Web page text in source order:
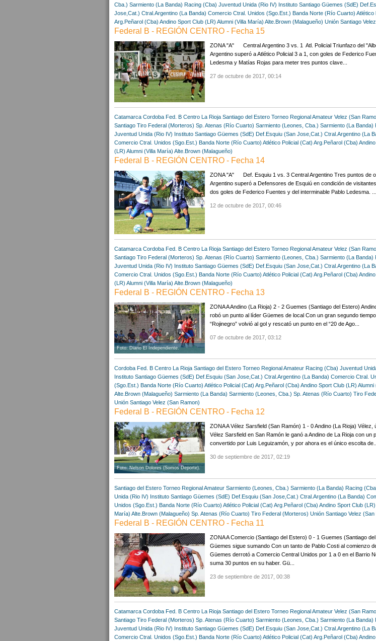
Cba.) Sarmiento (La Banda) Racing (Cba) Juventud Unida (Rio IV) Instituto Santiago Güemes (SdE)
Jose,Cat.) Ctral.Argentino (La Banda) Comercio Ctral. Unidos (Sgo.Est.) Banda Norte (Río Cuarto) Atlético
Arg.Peñarol (Cba) Andino Sport Club (LR) Alumni (Villa María) Alte.Brown (Malagueño) Unión Santiago
Federal B - REGIÓN CENTRO - Fecha 15
ZONA "A" Central Argentino 3 vs. 1 Atl. Policial Triunfazo del
Argentino superó a Atlético Policial 3 a 1, con goles de Federico
Ledesma y Matías Rojas para meter tres puntos clave...
27 de octubre de 2017, 00:14
Catamarca Cordoba Fed. B Centro La Rioja Santiago del Estero Torneo Regional Amateur Velez (San
Santiago Tiro Federal (Morteros) Sp. Atenas (Río Cuarto) Sarmiento (Leones, Cba.) Sarmiento (La Banda)
Juventud Unida (Rio IV) Instituto Santiago Güemes (SdE) Def.Esquiu (San Jose,Cat.) Ctral.Argentino (La
Comercio Ctral. Unidos (Sgo.Est.) Banda Norte (Río Cuarto) Atlético Policial (Cat) Arg.Peñarol (Cba)
(LR) Alumni (Villa María) Alte.Brown (Malagueño)
Federal B - REGIÓN CENTRO - Fecha 14
ZONA "A" Def. Esquiu 1 vs. 3 Central Argentino Tres puntos de
Argentino superó a Defensores de Esquiú en condición de
dos goles de Federico Fuentes y del interminable Pablo Ledesma. ...
12 de octubre de 2017, 00:46
Catamarca Cordoba Fed. B Centro La Rioja Santiago del Estero Torneo Regional Amateur Velez (San
Santiago Tiro Federal (Morteros) Sp. Atenas (Río Cuarto) Sarmiento (Leones, Cba.) Sarmiento (La Banda)
Juventud Unida (Rio IV) Instituto Santiago Güemes (SdE) Def.Esquiu (San Jose,Cat.) Ctral.Argentino (La
Comercio Ctral. Unidos (Sgo.Est.) Banda Norte (Río Cuarto) Atlético Policial (Cat) Arg.Peñarol (Cba)
(LR) Alumni (Villa María) Alte.Brown (Malagueño)
Federal B - REGIÓN CENTRO - Fecha 13
Foto: Diario El Independiente.
ZONA A Andino (La Rioja) 2 - 2 Guemes (Santiago del Estero)
robó un punto al líder Güemes de local Con un gran segundo
“Rojinegro” volvió al gol y rescató un punto en el “20 de Ago...
07 de octubre de 2017, 03:12
Cordoba Fed. B Centro La Rioja Santiago del Estero Torneo Regional Amateur Racing (Cba) Juventud
Instituto Santiago Güemes (SdE) Def.Esquiu (San Jose,Cat.) Ctral.Argentino (La Banda) Comercio Ctral.
(Sgo.Est.) Banda Norte (Río Cuarto) Atlético Policial (Cat) Arg.Peñarol (Cba) Andino Sport Club (LR) Alumni
Alte.Brown (Malagueño) Sarmiento (La Banda) Sarmiento (Leones, Cba.) Sp. Atenas (Río Cuarto) Tiro
Unión Santiago Velez (San Ramon)
Federal B - REGIÓN CENTRO - Fecha 12
Foto: Nelson Dolores (Somos Deporte).
ZONA A Vélez Sarsfield (San Ramón) 1 - 0 Andino (La Rioja) Vélez,
Vélez Sarsfield en San Ramón le ganó a Andino de La Rioja con un
convertido por Luis Leguizamón, y por ahora es el único escolta de...
30 de septiembre de 2017, 02:19
Santiago del Estero Torneo Regional Amateur Sarmiento (Leones, Cba.) Sarmiento (La Banda) Racing
Unida (Rio IV) Instituto Santiago Güemes (SdE) Def.Esquiu (San Jose,Cat.) Ctral.Argentino (La Banda)
Unidos (Sgo.Est.) Banda Norte (Río Cuarto) Atlético Policial (Cat) Arg.Peñarol (Cba) Andino Sport Club (LR)
María) Alte.Brown (Malagueño) Sp. Atenas (Río Cuarto) Tiro Federal (Morteros) Unión Santiago Velez (San
Federal B - REGIÓN CENTRO - Fecha 11
ZONA A Comercio (Santiago del Estero) 0 - 1 Guemes (Santiago
Güemes sigue sumando Con un tanto de Pablo Costi al comienzo
Güemes derrotó a Comercio Central Unidos por 1 a 0 en el Barrio
suma 30 puntos en su haber. Gü...
23 de septiembre de 2017, 00:38
Catamarca Cordoba Fed. B Centro La Rioja Santiago del Estero Torneo Regional Amateur Velez (San
Santiago Tiro Federal (Morteros) Sp. Atenas (Río Cuarto) Sarmiento (Leones, Cba.) Sarmiento (La Banda)
Juventud Unida (Rio IV) Instituto Santiago Güemes (SdE) Def.Esquiu (San Jose,Cat.) Ctral.Argentino (La
Comercio Ctral. Unidos (Sgo.Est.) Banda Norte (Río Cuarto) Atlético Policial (Cat) Arg.Peñarol (Cba)